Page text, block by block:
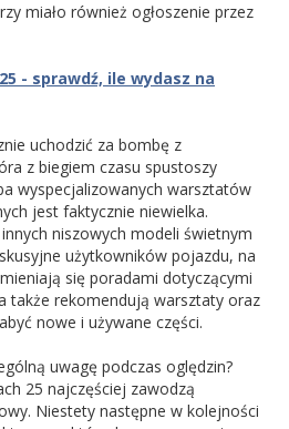
miało również ogłoszenie przez
- sprawdź, ile wydasz na
uchodzić za bombę z
z biegiem czasu spustoszy
wyspecjalizowanych warsztatów
jest faktycznie niewielka.
niszowych modeli świetnym
użytkowników pojazdu, na
się poradami dotyczącymi
także rekomendują warsztaty oraz
nowe i używane części.
uwagę podczas oględzin?
25 najczęściej zawodzą
Niestety następne w kolejności